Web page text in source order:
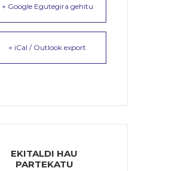
+ Google Egutegira gehitu
+ iCal / Outlook export
EKITALDI HAU
PARTEKATU